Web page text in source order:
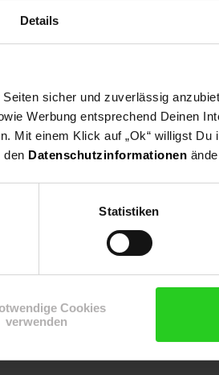
Details
sicher und zuverlässig
Werbung entsprechend Deinen
Mit einem Klick auf „Ok“ willigst Du
den Datenschutzinformationen
Statistiken
Cookies
verwenden